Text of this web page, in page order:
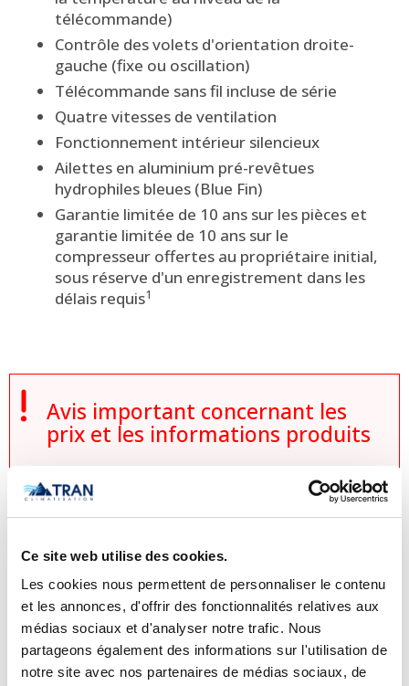
Ce site web utilise des cookies.
Les cookies nous permettent de personnaliser le contenu
et les annonces, d'offrir des fonctionnalités relatives aux
médias sociaux et d'analyser notre trafic. Nous
partageons également des informations sur l'utilisation de
notre site avec nos partenaires de médias sociaux, de
télécommande)
Contrôle des volets d'orientation droite-
gauche (fixe ou oscillation)
Télécommande sans fil incluse de série
Quatre vitesses de ventilation
Fonctionnement intérieur silencieux
Ailettes en aluminium pré-revêtues
hydrophiles bleues (Blue Fin)
Garantie limitée de 10 ans sur les pièces et
garantie limitée de 10 ans sur le
compresseur offertes au propriétaire initial,
sous réserve d'un enregistrement dans les
délais requis1
 Avis important concernant les
prix et les informations produits
Veuillez noter que l’information sur les
produits donnée par les manufacturiers
ce site Internet. Les détails techniques,
caractéristiques et spécifications
peuvent différer légèrement selon les
mises à jour des manufacturiers. Aucun
prix n’est affiché sur